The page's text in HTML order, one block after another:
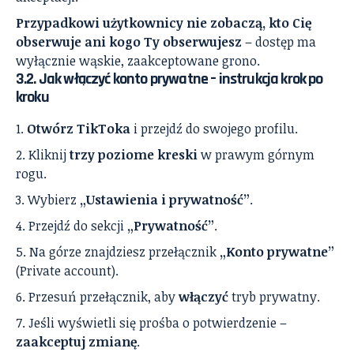
Przypadkowi użytkownicy nie zobaczą, kto Cię
obserwuje ani kogo Ty obserwujesz – dostęp ma
wyłącznie wąskie, zaakceptowane grono.
3.2. Jak włączyć konto prywatne – instrukcja krok po
kroku
Otwórz TikToka i przejdź do swojego profilu.
Kliknijtrzy poziome kreskiw prawym górnym
rogu.
Wybierz „Ustawienia i prywatność”.
Przejdź do sekcji „Prywatność”.
Na górze znajdziesz przełącznik „Konto prywatne”
(Private account).
Przesuń przełącznik, abywłączyćtryb prywatny.
Jeśli wyświetli się prośba o potwierdzenie –
zaakceptuj zmianę.